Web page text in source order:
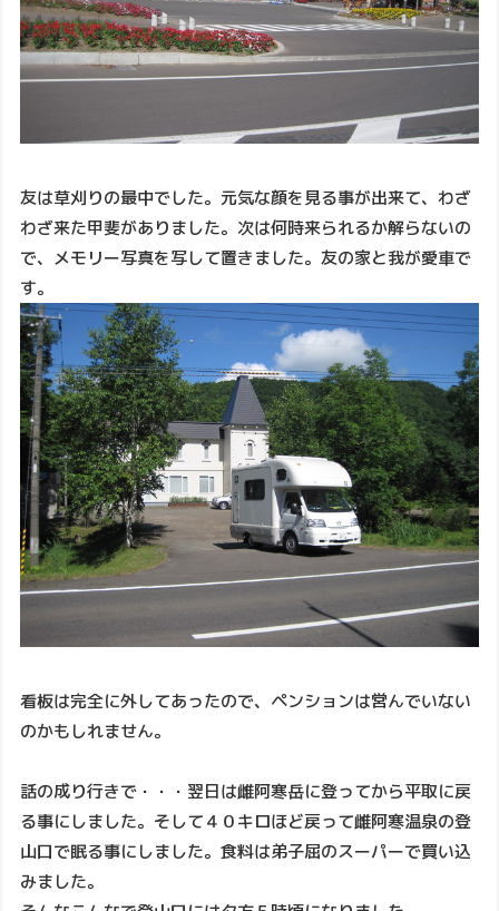
友は草刈りの最中でした。元気な顔を見る事が出来て、わざ
わざ来た甲斐がありました。次は何時来られるか解らないの
で、メモリー写真を写して置きました。友の家と我が愛車で
す。
看板は完全に外してあったので、ペンションは営んでいない
のかもしれません。
話の成り行きで・・・翌日は雌阿寒岳に登ってから平取に戻
る事にしました。そして４０キロほど戻って雌阿寒温泉の登
山口で眠る事にしました。食料は弟子屈のスーパーで買い込
みました。